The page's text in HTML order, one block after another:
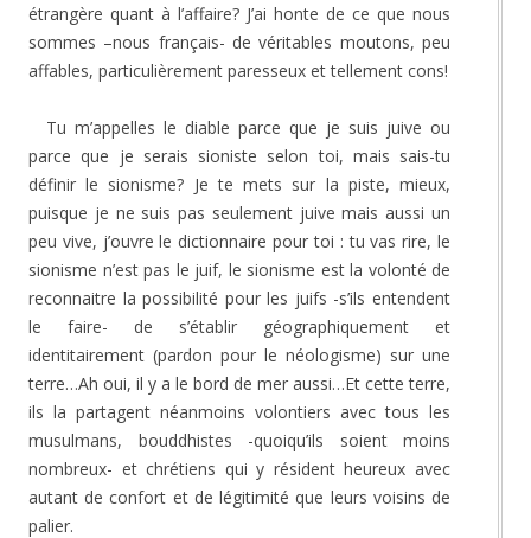
étrangère quant à l’affaire? J’ai honte de ce que nous
sommes –nous français- de véritables moutons, peu
affables, particulièrement paresseux et tellement cons!
Tu m’appelles le diable parce que je suis juive ou
parce que je serais sioniste selon toi, mais sais-tu
définir le sionisme? Je te mets sur la piste, mieux,
puisque je ne suis pas seulement juive mais aussi un
peu vive, j’ouvre le dictionnaire pour toi : tu vas rire, le
sionisme n’est pas le juif, le sionisme est la volonté de
reconnaitre la possibilité pour les juifs -s’ils entendent
le faire- de s’établir géographiquement et
identitairement (pardon pour le néologisme) sur une
terre…Ah oui, il y a le bord de mer aussi…Et cette terre,
ils la partagent néanmoins volontiers avec tous les
musulmans, bouddhistes -quoiqu’ils soient moins
nombreux- et chrétiens qui y résident heureux avec
autant de confort et de légitimité que leurs voisins de
palier.